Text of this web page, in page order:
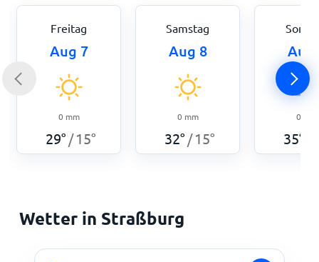
Freitag
Aug 7
0 mm
29° / 15°
Samstag
Aug 8
0 mm
32° / 15°
Aug
0
35°
Wetter in Straßburg